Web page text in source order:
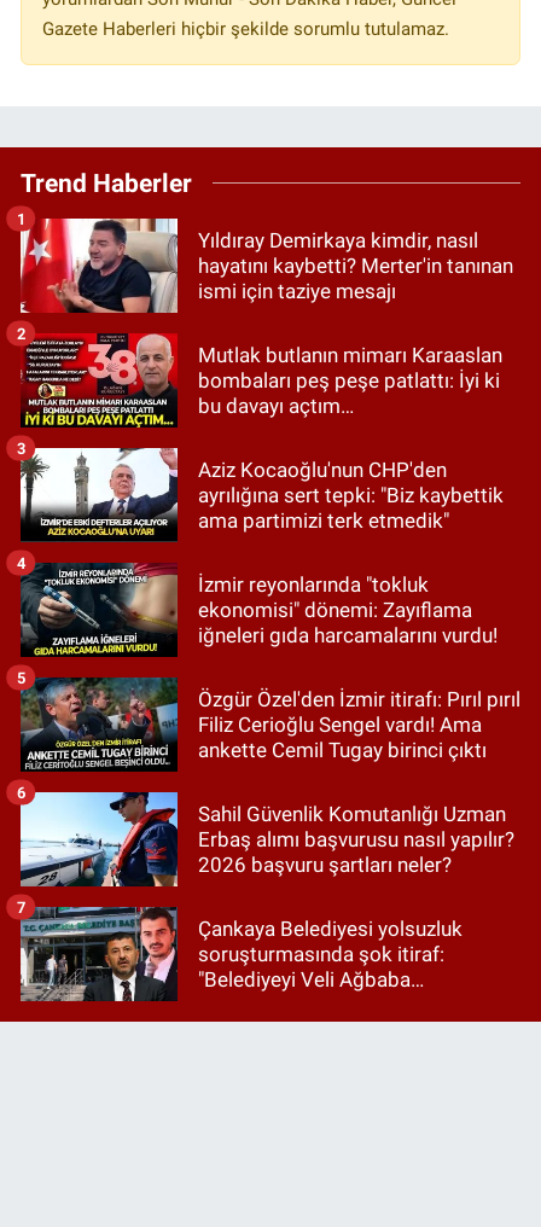
Gazete Haberleri hiçbir şekilde sorumlu tutulamaz.
Trend Haberler
Yıldıray Demirkaya kimdir, nasıl
hayatını kaybetti? Merter'in tanınan
ismi için taziye mesajı
1
Mutlak butlanın mimarı Karaaslan
bombaları peş peşe patlattı: İyi ki
bu davayı açtım…
2
Aziz Kocaoğlu'nun CHP'den
ayrılığına sert tepki: "Biz kaybettik
ama partimizi terk etmedik"
3
İzmir reyonlarında "tokluk
ekonomisi" dönemi: Zayıflama
iğneleri gıda harcamalarını vurdu!
4
Özgür Özel'den İzmir itirafı: Pırıl pırıl
Filiz Cerioğlu Sengel vardı! Ama
ankette Cemil Tugay birinci çıktı
5
Sahil Güvenlik Komutanlığı Uzman
Erbaş alımı başvurusu nasıl yapılır?
2026 başvuru şartları neler?
6
Çankaya Belediyesi yolsuzluk
soruşturmasında şok itiraf:
"Belediyeyi Veli Ağbaba
7